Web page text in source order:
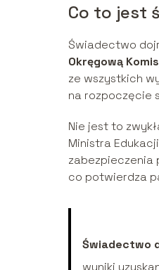
Co to jest
Świadectwo
Okręgową
ze wszystkich
na rozpoczęcie
Nie jest to
Ministra
zabezpieczenia
co potwierdza
Świadectwo
wyniki